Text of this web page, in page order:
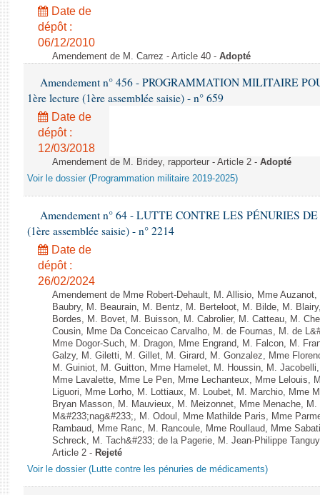
Date de
dépôt :
06/12/2010
Amendement de M. Carrez - Article 40 - Adopté
Amendement n° 456 - PROGRAMMATION MILITAIRE
1ère lecture (1ère assemblée saisie) - n° 659
Date de
dépôt :
12/03/2018
Amendement de M. Bridey, rapporteur - Article 2 - Adopté
Voir le dossier (Programmation militaire 2019-2025)
Amendement n° 64 - LUTTE CONTRE LES PÉNURIES
(1ère assemblée saisie) - n° 2214
Date de
dépôt :
26/02/2024
Amendement de Mme Robert-Dehault, M. Allisio, Mme
Baubry, M. Beaurain, M. Bentz, M. Berteloot, M. Bilde, M.
Bordes, M. Bovet, M. Buisson, M. Cabrolier, M. Catteau, M.
Cousin, Mme Da Conceicao Carvalho, M. de Fournas, M. de
Mme Dogor-Such, M. Dragon, Mme Engrand, M. Falcon, M.
Galzy, M. Giletti, M. Gillet, M. Girard, M. Gonzalez, Mme
M. Guiniot, M. Guitton, Mme Hamelet, M. Houssin, M.
Mme Lavalette, Mme Le Pen, Mme Lechanteux, Mme Lelouis,
Liguori, Mme Lorho, M. Lottiaux, M. Loubet, M. Marchio, Mme
Bryan Masson, M. Mauvieux, M. Meizonnet, Mme Menache,
M&#233;nag&#233;, M. Odoul, Mme Mathilde Paris, Mme
Rambaud, Mme Ranc, M. Rancoule, Mme Roullaud, Mme
Schreck, M. Tach&#233; de la Pagerie, M. Jean-Philippe
Article 2 - Rejeté
Voir le dossier (Lutte contre les pénuries de médicaments)